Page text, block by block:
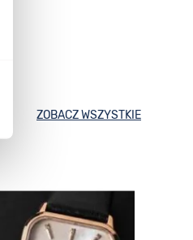
ZOBACZ WSZYSTKIE